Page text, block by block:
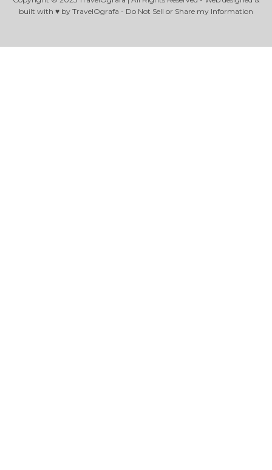
built with ♥ by TravelOgrafa - Do Not Sell or Share my Information